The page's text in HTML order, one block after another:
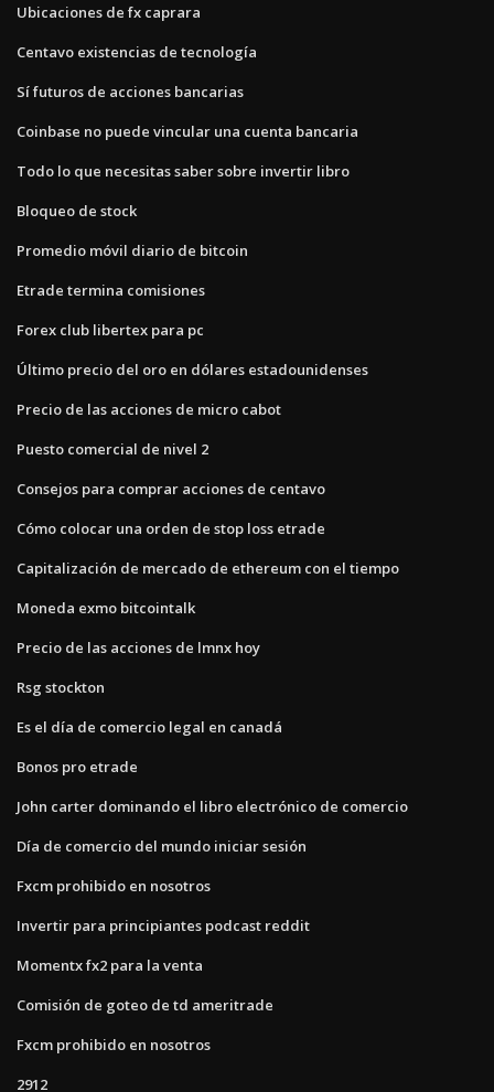
Ubicaciones de fx caprara
Centavo existencias de tecnología
Sí futuros de acciones bancarias
Coinbase no puede vincular una cuenta bancaria
Todo lo que necesitas saber sobre invertir libro
Bloqueo de stock
Promedio móvil diario de bitcoin
Etrade termina comisiones
Forex club libertex para pc
Último precio del oro en dólares estadounidenses
Precio de las acciones de micro cabot
Puesto comercial de nivel 2
Consejos para comprar acciones de centavo
Cómo colocar una orden de stop loss etrade
Capitalización de mercado de ethereum con el tiempo
Moneda exmo bitcointalk
Precio de las acciones de lmnx hoy
Rsg stockton
Es el día de comercio legal en canadá
Bonos pro etrade
John carter dominando el libro electrónico de comercio
Día de comercio del mundo iniciar sesión
Fxcm prohibido en nosotros
Invertir para principiantes podcast reddit
Momentx fx2 para la venta
Comisión de goteo de td ameritrade
Fxcm prohibido en nosotros
2912